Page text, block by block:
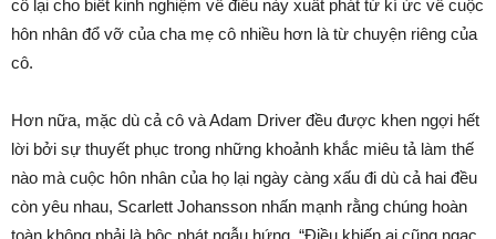
cô lại cho biết kinh nghiệm về điều này xuất phát từ kí ức về cuộc
hôn nhân đổ vỡ của cha mẹ cô nhiều hơn là từ chuyện riêng của
cô.
Hơn nữa, mặc dù cả cô và Adam Driver đều được khen ngợi hết
lời bởi sự thuyết phục trong những khoảnh khắc miêu tả làm thế
nào mà cuộc hôn nhân của họ lại ngày càng xấu đi dù cả hai đều
còn yêu nhau, Scarlett Johansson nhấn mạnh rằng chúng hoàn